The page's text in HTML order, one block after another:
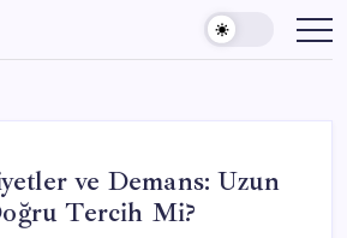
ve Demans: Uzun
Tercih Mi?